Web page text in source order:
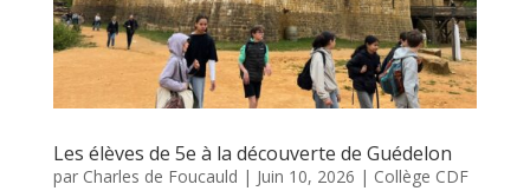
Les élèves de 5e à la découverte de Guédelon
par Charles de Foucauld | Juin 10, 2026 | Collège CDF